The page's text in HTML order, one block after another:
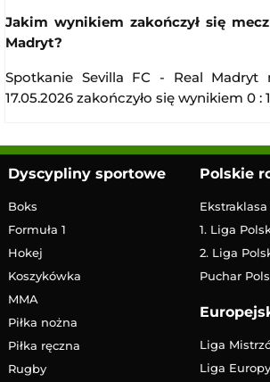
Jakim wynikiem zakończył się
Madryt?
Spotkanie Sevilla FC - Real Madryt
17.05.2026 zakończyło się wynikiem 0 :
Dyscypliny sportowe
Boks
Formuła 1
Hokej
Koszykówka
MMA
Piłka nożna
Piłka ręczna
Rugby
Polskie
Ekstraklasa
1. Liga
2. Liga
Puchar
Liga
Liga Europy